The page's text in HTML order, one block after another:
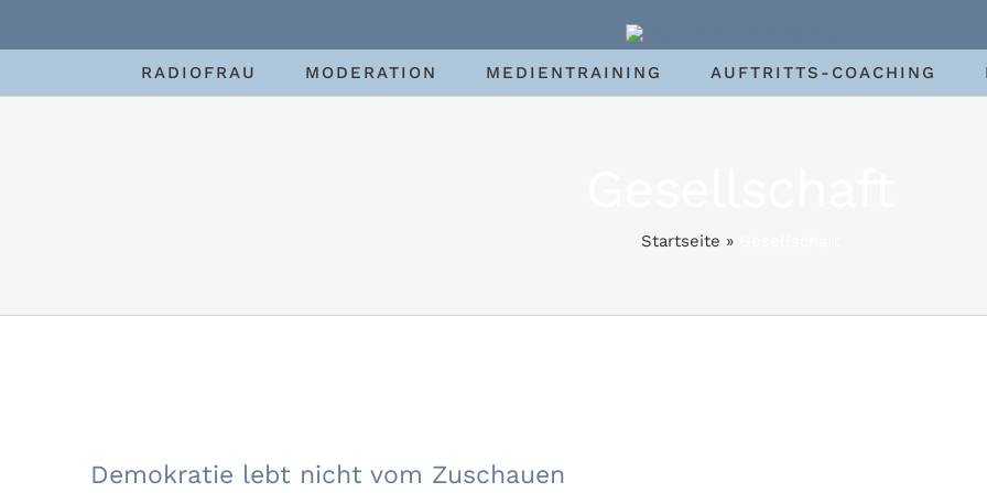
Inhalt
RADIOFRAU MODERATION MEDIENTRAINING AUFTRITTS-COACHING
Startseite »
Demokratie lebt nicht vom Zuschauen